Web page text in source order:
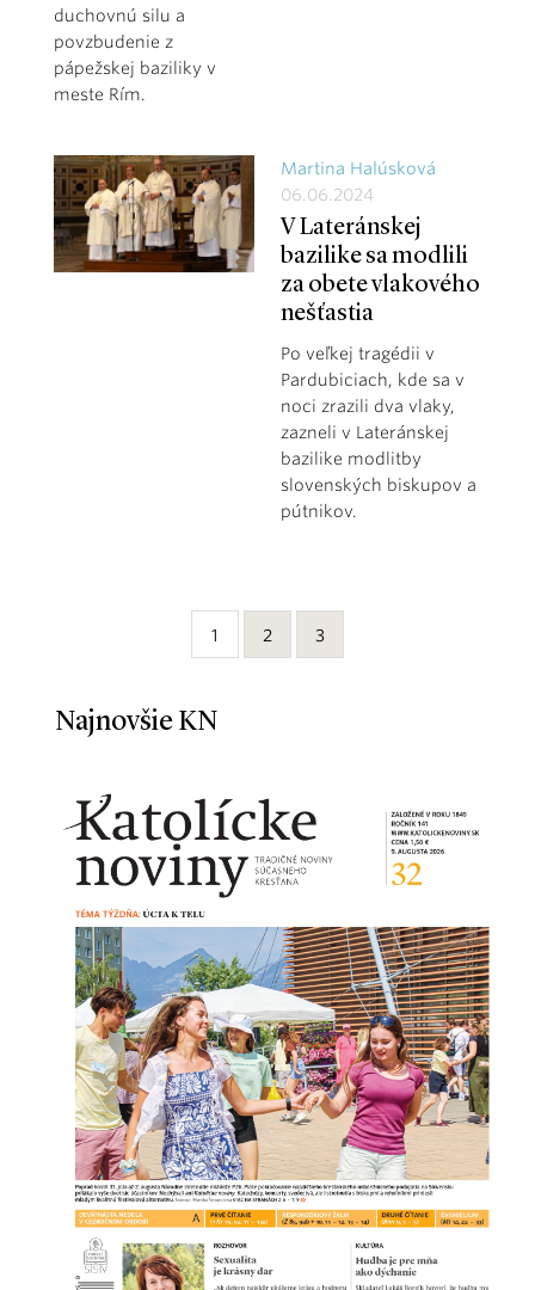
duchovnú silu a
povzbudenie z
pápežskej baziliky v
meste Rím.
Martina Halúsková
06.06.2024
V Lateránskej
bazilike sa modlili
za obete vlakového
nešťastia
Po veľkej tragédii v
Pardubiciach, kde sa v
noci zrazili dva vlaky,
zazneli v Lateránskej
bazilike modlitby
slovenských biskupov a
pútnikov.
1 2 3
Najnovšie KN